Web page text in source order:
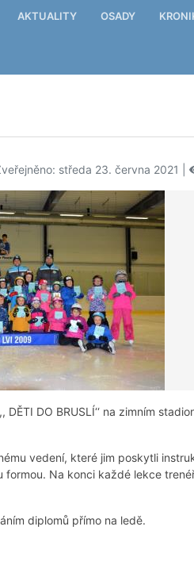
AKTUALITY OSADY
středa 23. června 2021 |
DO BRUSLÍ‘‘ na zimním
vedení, které jim poskytli
Na konci každé lekce
diplomů přímo na ledě.